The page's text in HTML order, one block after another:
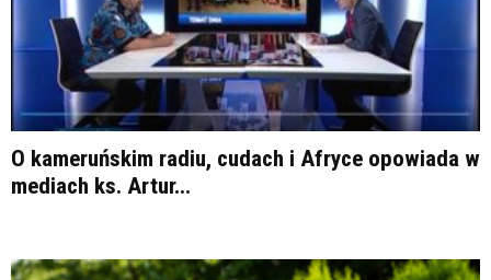
O kameruńskim radiu, cudach i Afryce opowiada w
mediach ks. Artur...